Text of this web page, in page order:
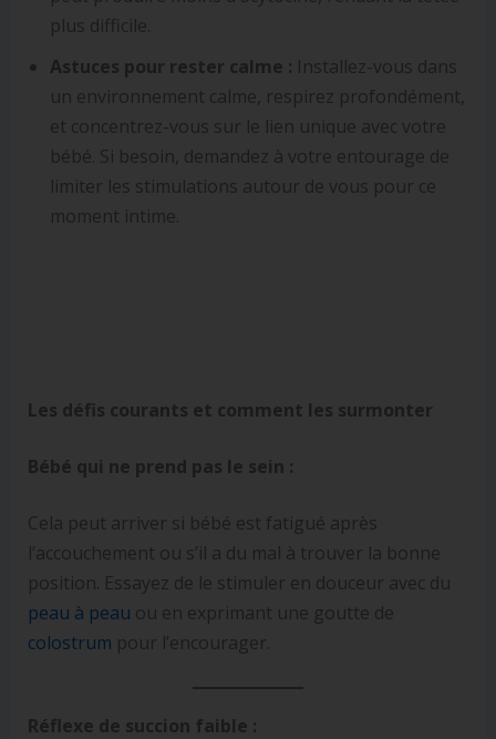
plus difficile.
Astuces pour rester calme : Installez-vous dans
un environnement calme, respirez profondément,
et concentrez-vous sur le lien unique avec votre
bébé. Si besoin, demandez à votre entourage de
limiter les stimulations autour de vous pour ce
moment intime.
Les défis courants et comment les surmonter
Bébé qui ne prend pas le sein :
Cela peut arriver si bébé est fatigué après
l’accouchement ou s’il a du mal à trouver la bonne
position. Essayez de le stimuler en douceur avec du
peau à peau ou en exprimant une goutte de
colostrum pour l’encourager.
Réflexe de succion faible :